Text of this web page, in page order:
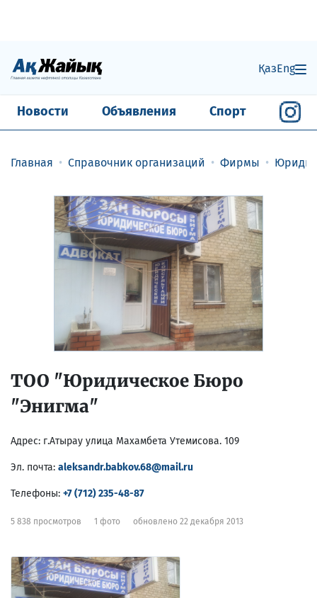
ҚазEng
Новости Объявления Спорт
Главная Справочник организаций Фирмы
ТОО "Юридическое Бюро
"Энигма"
Адрес: г.Атырау улица Махамбета Утемисова. 109
Эл. почта: aleksandr.babkov.68@mail.ru
Телефоны: +7 (712) 235-48-87
5 838 просмотров 1 фото обновлено 22 декабря 2013